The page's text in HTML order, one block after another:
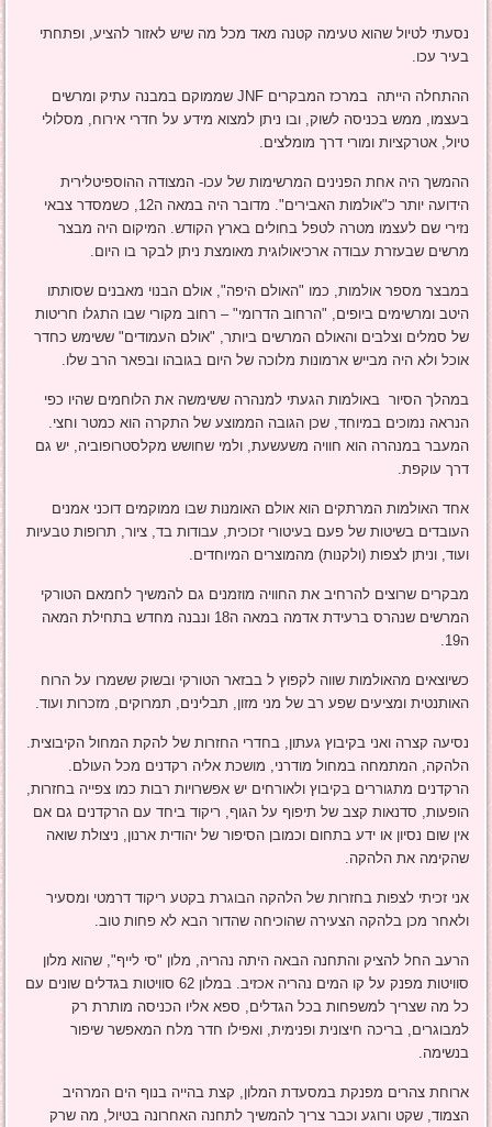
נסעתי לטיול שהוא טעימה קטנה מאד מכל מה שיש לאזור להציע, ופתחתי
בעיר עכו.
ההתחלה הייתה במרכז המבקרים JNF שממוקם במבנה עתיק ומרשים
בעצמו, ממש בכניסה לשוק, ובו ניתן למצוא מידע על חדרי אירוח, מסלולי
טיול, אטרקציות ומורי דרך מומלצים.
ההמשך היה אחת הפנינים המרשימות של עכו- המצודה ההוספיטלירית
הידועה יותר כ"אולמות האבירים". מדובר היה במאה ה12, כשמסדר צבאי
נזירי שם לעצמו מטרה לטפל בחולים בארץ הקודש. המיקום היה מבצר
מרשים שבעזרת עבודה ארכיאולוגית מאומצת ניתן לבקר בו היום.
במבצר מספר אולמות, כמו "האולם היפה", אולם הבנוי מאבנים שסותתו
היטב ומרשימים ביופים, "הרחוב הדרומי" – רחוב מקורי שבו התגלו חריטות
של סמלים וצלבים והאולם המרשים ביותר, "אולם העמודים" ששימש כחדר
אוכל ולא היה מבייש ארמונות מלוכה של היום בגובהו ובפאר הרב שלו.
במהלך הסיור באולמות הגעתי למנהרה ששימשה את הלוחמים שהיו כפי
הנראה נמוכים במיוחד, שכן הגובה הממוצע של התקרה הוא כמטר וחצי.
המעבר במנהרה הוא חוויה משעשעת, ולמי שחושש מקלסטרופוביה, יש גם
דרך עוקפת.
אחד האולמות המרתקים הוא אולם האומנות שבו ממוקמים דוכני אמנים
העובדים בשיטות של פעם בעיטורי זכוכית, עבודות בד, ציור, תרופות טבעיות
ועוד, וניתן לצפות (ולקנות) מהמוצרים המיוחדים.
מבקרים שרוצים להרחיב את החוויה מוזמנים גם להמשיך לחמאם הטורקי
המרשים שנהרס ברעידת אדמה במאה ה18 ונבנה מחדש בתחילת המאה
ה19.
כשיוצאים מהאולמות שווה לקפוץ ל בבזאר הטורקי ובשוק ששמרו על הרוח
האותנטית ומציעים שפע רב של מני מזון, תבלינים, תמרוקים, מזכרות ועוד.
נסיעה קצרה ואני בקיבוץ געתון, בחדרי החזרות של להקת המחול הקיבוצית.
הלהקה, המתמחה במחול מודרני, מושכת אליה רקדנים מכל העולם.
הרקדנים מתגוררים בקיבוץ ולאורחים יש אפשרויות רבות כמו צפייה בחזרות,
הופעות, סדנאות קצב של תיפוף על הגוף, ריקוד ביחד עם הרקדנים גם אם
אין שום נסיון או ידע בתחום וכמובן הסיפור של יהודית ארנון, ניצולת שואה
שהקימה את הלהקה.
אני זכיתי לצפות בחזרות של הלהקה הבוגרת בקטע ריקוד דרמטי ומסעיר
ולאחר מכן בלהקה הצעירה שהוכיחה שהדור הבא לא פחות טוב.
הרעב החל להציק והתחנה הבאה היתה נהריה, מלון "סי לייף", שהוא מלון
סוויטות מפנק על קו המים נהריה אכזיב. במלון 62 סוויטות בגדלים שונים עם
כל מה שצריך למשפחות בכל הגדלים, ספא אליו הכניסה מותרת רק
למבוגרים, בריכה חיצונית ופנימית, ואפילו חדר מלח המאפשר שיפור
בנשימה.
ארוחת צהרים מפנקת במסעדת המלון, קצת בהייה בנוף הים המרהיב
הצמוד, שקט ורוגע וכבר צריך להמשיך לתחנה האחרונה בטיול, מה שרק